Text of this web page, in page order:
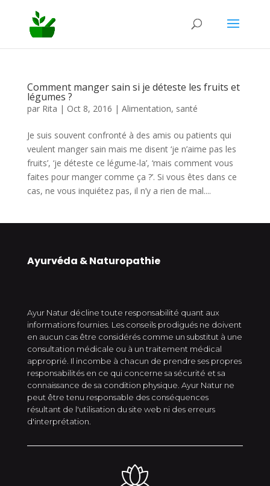
Comment manger sain si je déteste les fruits et
légumes ?
par Rita | Oct 8, 2016 | Alimentation, santé
Je suis souvent confronté à des amis ou patients qui
veulent manger sain mais me disent ‘je n’aime pas les
fruits’, ‘je déteste ce légume-la’, ‘mais comment vous
faites pour manger comme ça ?’. Si vous êtes dans ce
cas, ne vous inquiétez pas, il n’y a rien de mal....
Ayurvéda & Naturopathie
Ayur Natur décline toute responsabilité quant aux
informations fournies. Les conseils prodigués ne doivent
en aucun cas être considérés comme un substitut à une
consultation médicale ou à un traitement médical
approprié. Il incombe à chacun de prendre ses propres
responsabilités en ce qui concerne sa sécurité et sa
connaissance de sa condition physique. Ayur Natur ne
peut être tenu responsable des conséquences
résultant de l'utilisation du site web ni des erreurs
d'interprétation.